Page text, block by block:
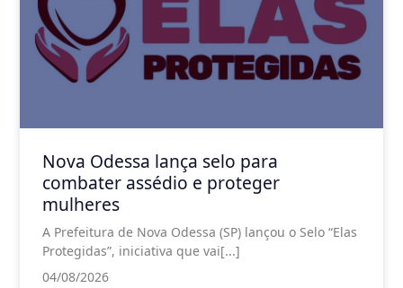
Nova Odessa lança selo para
combater assédio e proteger
mulheres
A Prefeitura de Nova Odessa (SP) lançou o Selo “Elas
Protegidas”, iniciativa que vai[...]
04/08/2026